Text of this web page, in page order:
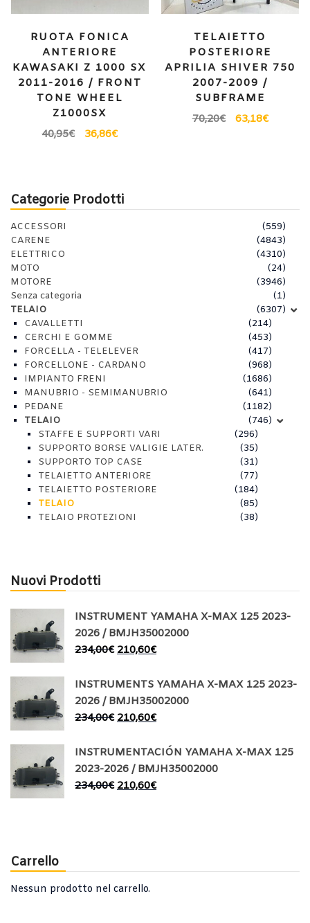
RUOTA FONICA
ANTERIORE
KAWASAKI Z 1000 SX
2011-2016 / FRONT
TONE WHEEL
Z1000SX
40,95€ 36,86€
TELAIETTO
POSTERIORE
APRILIA SHIVER 750
2007-2009 /
SUBFRAME
70,20€ 63,18€
Categorie Prodotti
ACCESSORI
(559)
CARENE
(4843)
ELETTRICO
(4310)
MOTO
(24)
MOTORE
(3946)
Senza categoria
(1)
TELAIO
(6307)
CAVALLETTI
(214)
CERCHI E GOMME
(453)
FORCELLA - TELELEVER
(417)
FORCELLONE - CARDANO
(968)
IMPIANTO FRENI
(1686)
MANUBRIO - SEMIMANUBRIO
(641)
PEDANE
(1182)
TELAIO
(746)
STAFFE E SUPPORTI VARI
(296)
SUPPORTO BORSE VALIGIE LATER.
(35)
SUPPORTO TOP CASE
(31)
TELAIETTO ANTERIORE
(77)
TELAIETTO POSTERIORE
(184)
TELAIO
(85)
TELAIO PROTEZIONI
(38)
Nuovi Prodotti
INSTRUMENT YAMAHA X-MAX 125 2023-
2026 / BMJH35002000
234,00€ 210,60€
INSTRUMENTS YAMAHA X-MAX 125 2023-
2026 / BMJH35002000
234,00€ 210,60€
INSTRUMENTACIÓN YAMAHA X-MAX 125
2023-2026 / BMJH35002000
234,00€ 210,60€
Carrello
Nessun prodotto nel carrello.